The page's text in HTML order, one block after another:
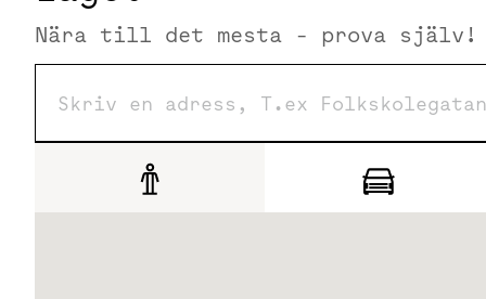
Hör av er så berättar vi mer!
Omgivning
Sickla är en snabbt växande stadsdel och en av
företag inom allt från gameing och design till stora
Här finns också en av Sveriges största
butiker, träning, service och kultur.
Nära till det mesta - prova själv!